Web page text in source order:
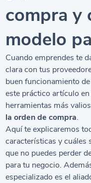
compra y
modelo
Cuando emprendes te
clara con tus
buen funcionamiento
este práctico artículo
herramientas más
la orden de compra.
Aquí te explicaremos
características y cuáles
que no puedes perder
para tu negocio.
especializado es el